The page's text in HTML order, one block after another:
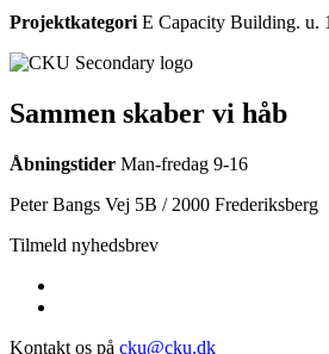
Projektkategori E Capacity Building. u.
Sammen skaber vi håb
Åbningstider Man-fredag 9-16
Peter Bangs Vej 5B / 2000 Frederiksberg
Tilmeld nyhedsbrev
Kontakt os på cku@cku.dk